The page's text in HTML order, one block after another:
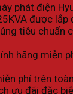
phát điện
được lắp
tiêu chuẩn
hãng miễn
phí trên
ưu đãi đặc